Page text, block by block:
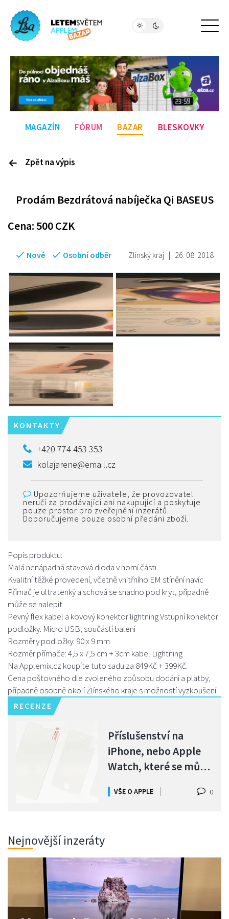
MAGAZÍN FÓRUM BAZAR BLESKOVKY
Zpět na výpis
Prodám Bezdrátová nabíječka Qi BASEUS
Cena: 500CZK
Zlínský kraj | 26. 08. 2018
Nové Osobní odběr
KONTAKTY
+420 774 453 353
kolajarene@email.cz
Upozorňujeme uživatele, že provozovatel
neručí za prodávající ani nakupující a poskytuje
pouze prostor pro zveřejnění inzerátů.
Doporučujeme pouze osobní předáni zboží.
Popis produktu:
Malá nenápadná stavová dioda v horní části
Kvalitní těžké provedení, včetně vnitřního EM stínění navíc
Přímač je ultratenký a schová se snadno pod kryt, případně
může se nalepit
Pevný flex kabel a kovový konektor lightning Vstupní konektor
podložky: Micro USB, součástí balení
Rozměry podložky: 90 x 9 mm
Rozměr přímače: 4,5 x 7,5 cm + 3cm kabel Lightning
Na Applemix.cz koupíte tuto sadu za 849Kč + 399Kč.
Cena poštovného dle zvoleného způsobu dodání a platby,
případně osobně okolí Zlínského kraje s možností vyzkoušení.
RECENZE
Příslušenství na
iPhone, nebo Apple
Watch, které se může
VŠE O APPLE 0
Nejnovější inzeráty